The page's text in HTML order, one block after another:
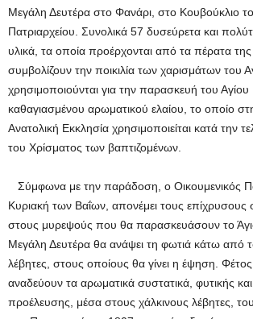
Μεγάλη Δευτέρα στο Φανάρι, στο Κουβούκλιο
Πατριαρχείου. Συνολικά 57 δυσεύρετα και
υλικά, τα οποία προέρχονται από τα πέρατα της
συμβολίζουν την ποικιλία των χαρισμάτων του
χρησιμοποιούνται για την παρασκευή του
καθαγιασμένου αρωματικού ελαίου, το οποίο
Ανατολική Εκκλησία χρησιμοποιείται κατά την
του Χρίσματος των βαπτιζομένων.
Σύμφωνα με την παράδοση, ο Οικουμενικός
Κυριακή των Βαΐων, απονέμει τους επίχρυσους
στους μυρεψούς που θα παρασκευάσουν το
Μεγάλη Δευτέρα θα ανάψει τη φωτιά κάτω από
λέβητες, στους οποίους θα γίνει η έψηση.
αναδεύουν τα αρωματικά συστατικά, φυτικής και
προέλευσης, μέσα στους χάλκινους λέβητες,